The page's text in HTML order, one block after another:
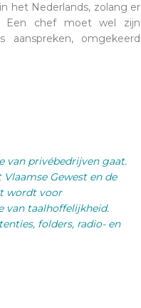
het Nederlands, zolang er
Een chef moet wel zijn
aanspreken, omgekeerd
van privébedrijven gaat.
Gewest en de
wordt voor
van taalhoffelijkheid.
folders, radio- en